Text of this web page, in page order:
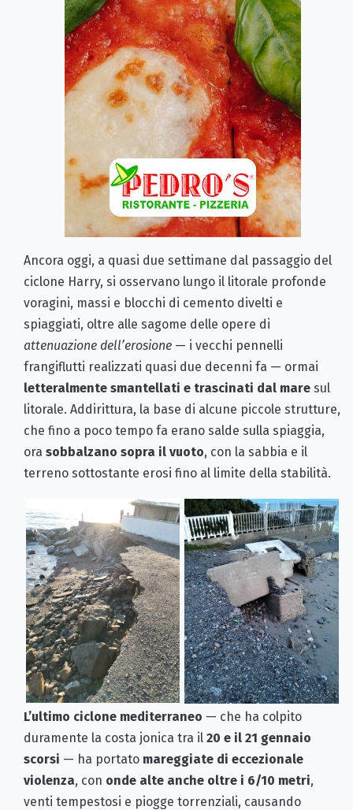
Ancora oggi, a quasi due settimane dal passaggio del
ciclone Harry, si osservano lungo il litorale profonde
voragini, massi e blocchi di cemento divelti e
spiaggiati, oltre alle sagome delle opere di
attenuazione dell’erosione — i vecchi pennelli
frangiflutti realizzati quasi due decenni fa — ormai
letteralmente smantellati e trascinati dal mare sul
litorale. Addirittura, la base di alcune piccole strutture,
che fino a poco tempo fa erano salde sulla spiaggia,
ora sobbalzano sopra il vuoto, con la sabbia e il
terreno sottostante erosi fino al limite della stabilità.
L’ultimo ciclone mediterraneo — che ha colpito
duramente la costa jonica tra il 20 e il 21 gennaio
scorsi — ha portato mareggiate di eccezionale
violenza, con onde alte anche oltre i 6/10 metri,
venti tempestosi e piogge torrenziali, causando